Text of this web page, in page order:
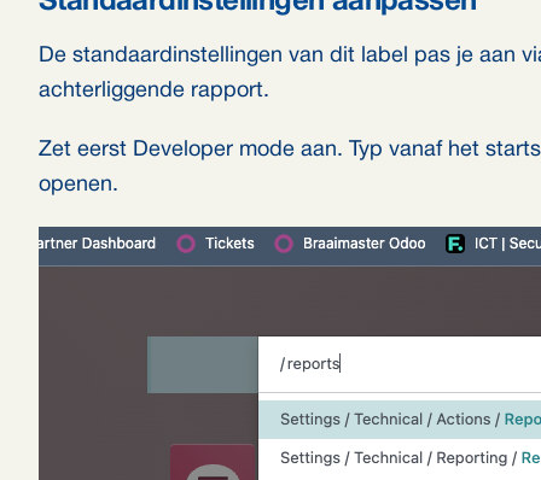
De standaardinstellingen van dit label pas je aan
achterliggende rapport.
Zet eerst Developer mode aan. Typ vanaf het
openen.